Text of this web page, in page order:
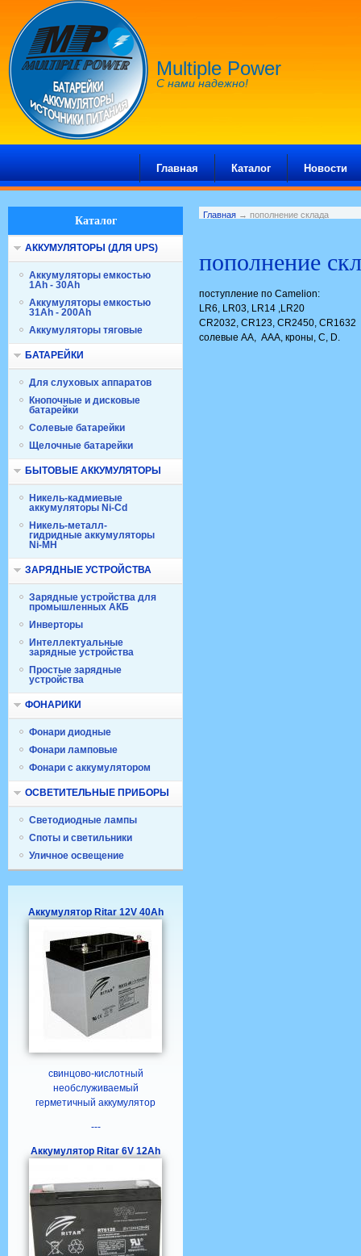
Multiple Power
С нами надежно!
Главная Каталог Новости
Каталог
АККУМУЛЯТОРЫ (ДЛЯ UPS)
Аккумуляторы емкостью
1Ah - 30Ah
Аккумуляторы емкостью
31Ah - 200Ah
Аккумуляторы тяговые
БАТАРЕЙКИ
Для слуховых аппаратов
Кнопочные и дисковые
батарейки
Солевые батарейки
Щелочные батарейки
БЫТОВЫЕ АККУМУЛЯТОРЫ
Никель-кадмиевые
аккумуляторы Ni-Cd
Никель-металл-
гидридные аккумуляторы
Ni-MH
ЗАРЯДНЫЕ УСТРОЙСТВА
Зарядные устройства для
промышленных АКБ
Инверторы
Интеллектуальные
зарядные устройства
Простые зарядные
устройства
ФОНАРИКИ
Фонари диодные
Фонари ламповые
Фонари с аккумулятором
ОСВЕТИТЕЛЬНЫЕ ПРИБОРЫ
Светодиодные лампы
Споты и светильники
Уличное освещение
Аккумулятор Ritar 12V 40Ah
свинцово-кислотный
необслуживаемый
герметичный аккумулятор
---
Аккумулятор Ritar 6V 12Ah
Главная → пополнение склада
пополнение
поступление по Camelion:
LR6, LR03, LR14 ,LR20
СR2032, CR123, CR2450, CR1632
солевые АА, ААА, кроны, С, D.